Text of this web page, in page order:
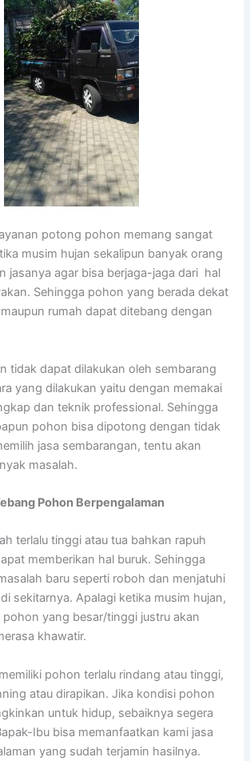
potong pohon memang sangat
musim hujan sekalipun banyak orang
jasanya agar bisa berjaga-jaga dari hal
Sehingga pohon yang berada dekat
rumah dapat ditebang dengan
tidak dapat dilakukan oleh sembarang
yang dilakukan yaitu dengan memakai
dan teknik professional. Sehingga
pohon bisa dipotong dengan tidak
jasa sembarangan, tentu akan
masalah.
Pohon Berpengalaman
terlalu tinggi atau tua bahkan rapuh
memberikan hal buruk. Sehingga
baru seperti roboh dan menjatuhi
sekitarnya. Apalagi ketika musim hujan,
yang besar/tinggi justru akan
khawatir.
pohon terlalu rindang atau tinggi,
atau dirapikan. Jika kondisi pohon
untuk hidup, sebaiknya segera
Ibu bisa memanfaatkan kami jasa
yang sudah terjamin hasilnya.